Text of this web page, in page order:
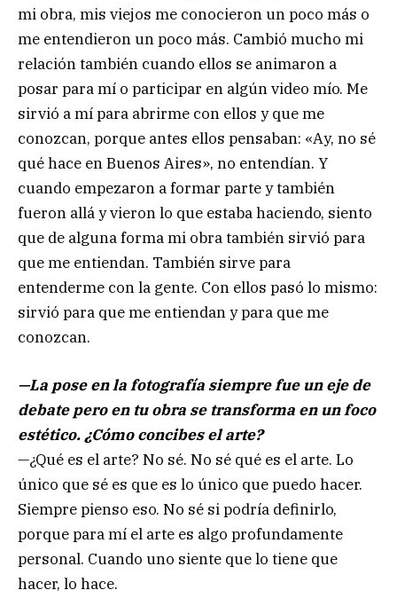
mi obra, mis viejos me conocieron un poco más o
me entendieron un poco más. Cambió mucho mi
relación también cuando ellos se animaron a
posar para mí o participar en algún video mío. Me
sirvió a mí para abrirme con ellos y que me
conozcan, porque antes ellos pensaban: «Ay, no sé
qué hace en Buenos Aires», no entendían. Y
cuando empezaron a formar parte y también
fueron allá y vieron lo que estaba haciendo, siento
que de alguna forma mi obra también sirvió para
que me entiendan. También sirve para
entenderme con la gente. Con ellos pasó lo mismo:
sirvió para que me entiendan y para que me
conozcan.
—La pose en la fotografía siempre fue un eje de
debate pero en tu obra se transforma en un foco
estético. ¿Cómo concibes el arte?
—¿Qué es el arte? No sé. No sé qué es el arte. Lo
único que sé es que es lo único que puedo hacer.
Siempre pienso eso. No sé si podría definirlo,
porque para mí el arte es algo profundamente
personal. Cuando uno siente que lo tiene que
hacer, lo hace.